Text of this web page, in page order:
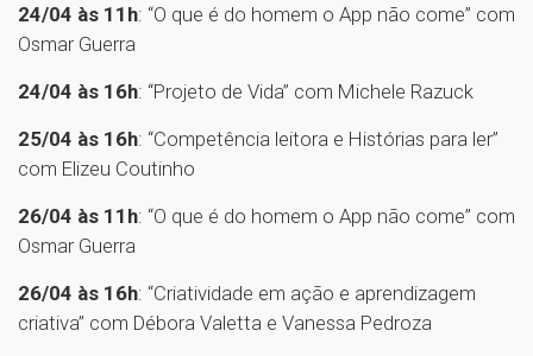
24/04 às 11h: “O que é do homem o App não come” com
Osmar Guerra
24/04 às 16h: “Projeto de Vida” com Michele Razuck
25/04 às 16h: “Competência leitora e Histórias para ler”
com Elizeu Coutinho
26/04 às 11h: “O que é do homem o App não come” com
Osmar Guerra
26/04 às 16h: “Criatividade em ação e aprendizagem
criativa” com Débora Valetta e Vanessa Pedroza